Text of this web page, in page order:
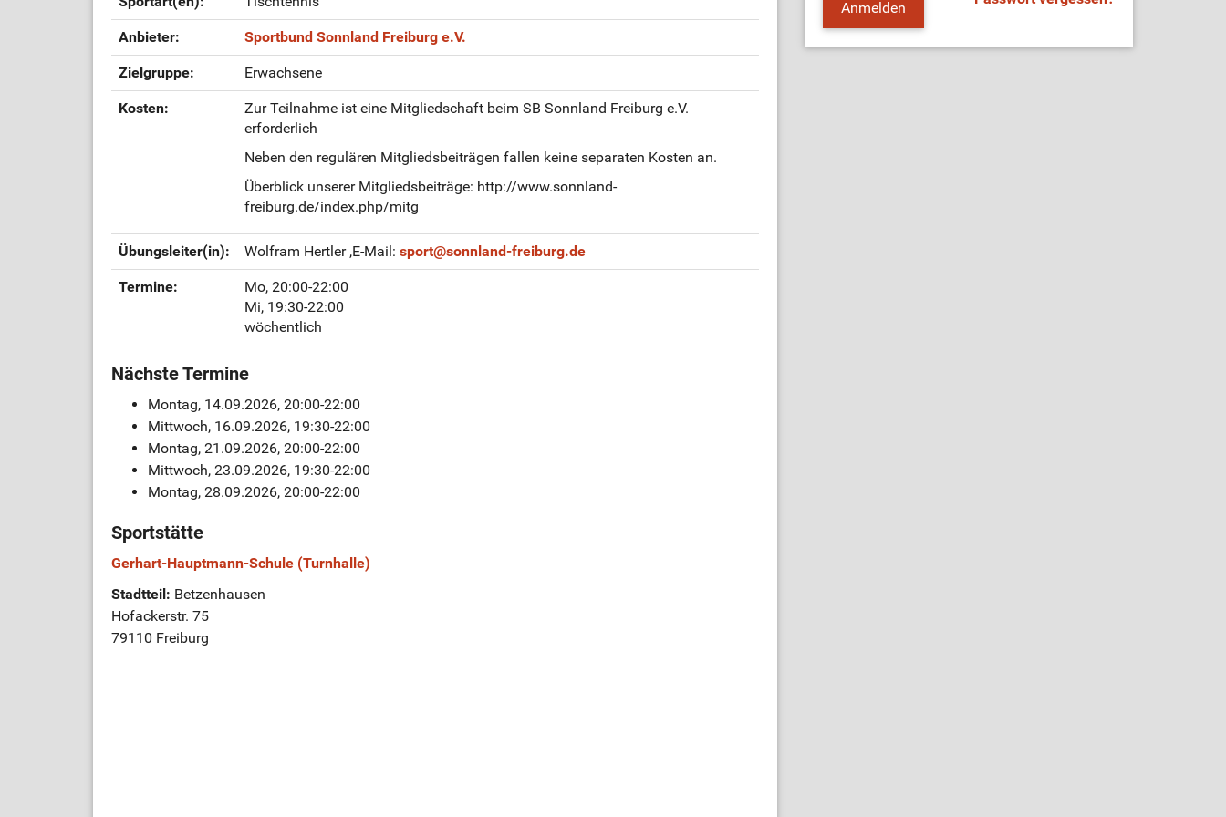
Anbieter: Sportbund Sonnland Freiburg e.V.
Zielgruppe: Erwachsene
Kosten:
Zur Teilnahme ist eine Mitgliedschaft beim SB Sonnland Freiburg e.V.
erforderlich
Neben den regulären Mitgliedsbeiträgen fallen keine separaten Kosten an.
Überblick unserer Mitgliedsbeiträge: http://www.sonnland-
freiburg.de/index.php/mitg
Übungsleiter(in): Wolfram Hertler ,E-Mail: sport@sonnland-freiburg.de
Termine:
Mo, 20:00-22:00
Mi, 19:30-22:00
wöchentlich
Nächste Termine
Montag, 14.09.2026, 20:00-22:00
Mittwoch, 16.09.2026, 19:30-22:00
Montag, 21.09.2026, 20:00-22:00
Mittwoch, 23.09.2026, 19:30-22:00
Montag, 28.09.2026, 20:00-22:00
Sportstätte
Gerhart-Hauptmann-Schule (Turnhalle)
Stadtteil: Betzenhausen
Hofackerstr. 75
79110 Freiburg